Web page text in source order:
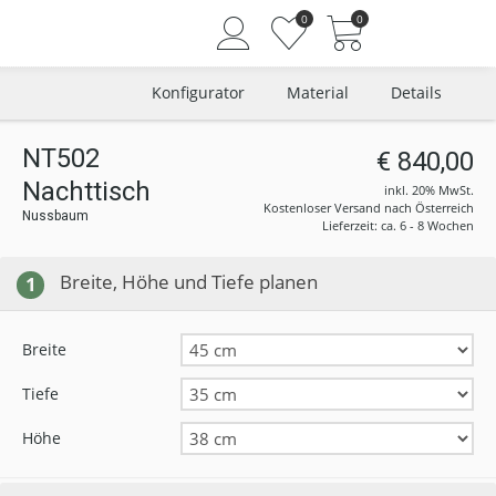
Angemeldet bleiben
0 0
Konfigurator Material Details
NT502
Nachttisch
Nussbaum
€ 840,00
inkl. 20% MwSt.
Kostenloser Versand nach Österreich
Lieferzeit: ca. 6 - 8 Wochen
1 Breite, Höhe und Tiefe planen
Breite
Tiefe
Höhe